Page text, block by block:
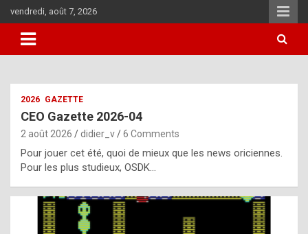
to
content
vendredi, août 7, 2026
i
u
l
2026 GAZETTE
CEO Gazette 2026-04
2 août 2026 didier_v 6 Comments
Pour jouer cet été, quoi de mieux que les news oriciennes.
Pour les plus studieux, OSDK…